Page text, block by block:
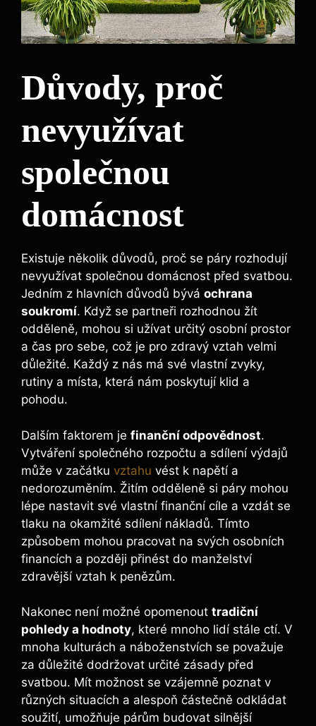
Důvody, proč
nevyužívat
společnou
domácnost
Existuje několik důvodů, proč se páry rozhodují
nevyužívat společnou domácnost před svatbou.
Jedním z hlavních důvodů bývá ochrana
soukromí. Když se partneři rozhodnou žít
odděleně, mohou si užívat určitý osobní prostor
a čas pro sebe, což je pro zdravý vztah velmi
důležité. Každý z nás má své vlastní zvyky,
rutiny a místa, která nám poskytují klid a
pohodu.
Dalším faktorem je finanční odpovědnost.
Vytváření společného rozpočtu a sdílení výdajů
může v začátku vztahu vést k napětí a
nedorozuměním. Žitím odděleně si páry mohou
lépe nastavit své vlastní finanční cíle a vzdát se
tlaku na okamžité sdílení nákladů. Tímto
způsobem mohou pracovat na svých osobních
financích a později přinést do manželství
zdravější vztah k penězům.
Nakonec není možné opomenout tradiční
pohledy a hodnoty, které mnoho lidí stále ctí. V
mnoha kulturách a náboženstvích se považuje
za důležité dodržovat určité zásady před
svatbou. Mít možnost se vzájemně poznat v
různých situacích a alespoň částečně odkládat
soužití, umožňuje párům budovat silnější